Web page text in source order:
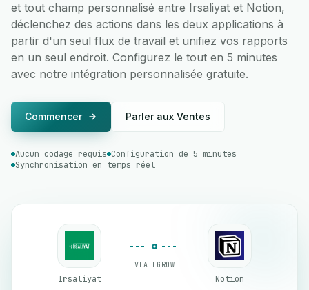
et tout champ personnalisé entre Irsaliyat et Notion,
déclenchez des actions dans les deux applications à
partir d'un seul flux de travail et unifiez vos rapports
en un seul endroit. Configurez le tout en 5 minutes
avec notre intégration personnalisée gratuite.
Commencer Parler aux Ventes
Aucun codage requis Configuration de 5 minutes
Synchronisation en temps réel
Irsaliyat
VIA EGROW
Notion